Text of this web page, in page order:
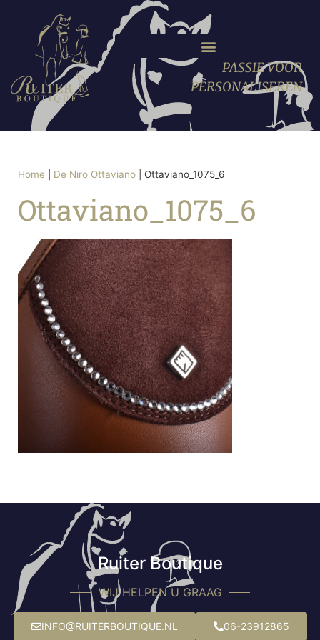
PASSIE VOOR
PERSONALISEREN
Home De Niro Ottaviano Ottaviano_1075_6
Ottaviano_1075_6
Ruiter Boutique
WIJ HELPEN U GRAAG
INFO@RUITERBOUTIQUE.NL 06-23912865